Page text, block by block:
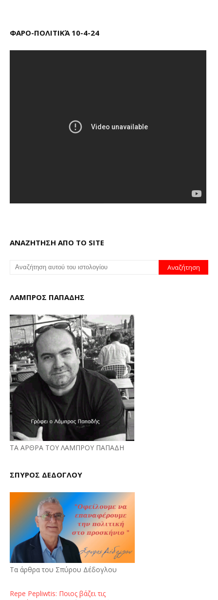
ΦΑΡΟ-ΠΟΛΙΤΙΚΆ 10-4-24
ΑΝΑΖΗΤΗΣΗ ΑΠΟ ΤΟ SITE
ΛΑΜΠΡΟΣ ΠΑΠΑΔΗΣ
ΤΑ ΑΡΘΡΑ ΤΟΥ ΛΑΜΠΡΟΥ ΠΑΠΑΔΗ
ΣΠΥΡΟΣ ΔΕΔΟΓΛΟΥ
Τα άρθρα του Σπύρου Δέδογλου
Repe Pepliwtis: Ποιος βάζει τις